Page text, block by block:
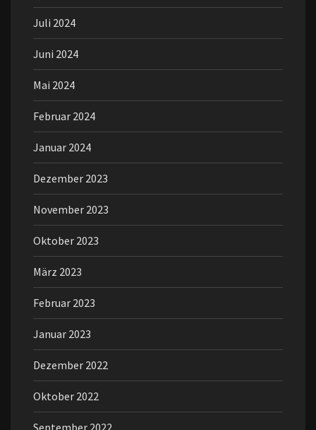
Juli 2024
Juni 2024
Mai 2024
Februar 2024
Januar 2024
Dezember 2023
November 2023
Oktober 2023
März 2023
Februar 2023
Januar 2023
Dezember 2022
Oktober 2022